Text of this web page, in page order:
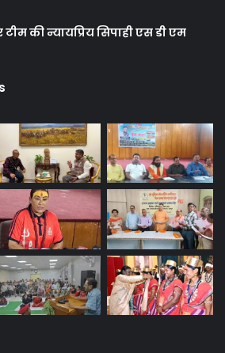
की न्यायप्रिय सिपाही एस डी एम